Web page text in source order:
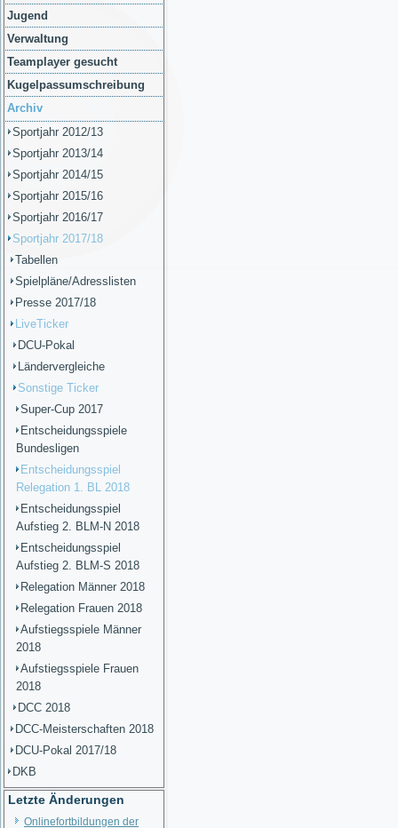
Jugend
Verwaltung
Teamplayer gesucht
Kugelpassumschreibung
Archiv
Sportjahr 2012/13
Sportjahr 2013/14
Sportjahr 2014/15
Sportjahr 2015/16
Sportjahr 2016/17
Sportjahr 2017/18
Tabellen
Spielpläne/Adresslisten
Presse 2017/18
LiveTicker
DCU-Pokal
Ländervergleiche
Sonstige Ticker
Super-Cup 2017
Entscheidungsspiele
Bundesligen
Entscheidungsspiel
Relegation 1. BL 2018
Entscheidungsspiel
Aufstieg 2. BLM-N 2018
Entscheidungsspiel
Aufstieg 2. BLM-S 2018
Relegation Männer 2018
Relegation Frauen 2018
Aufstiegsspiele Männer
2018
Aufstiegsspiele Frauen
2018
DCC 2018
DCC-Meisterschaften 2018
DCU-Pokal 2017/18
DKB
Letzte Änderungen
Onlinefortbildungen der